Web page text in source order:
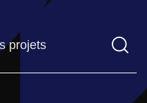
devez saisir un